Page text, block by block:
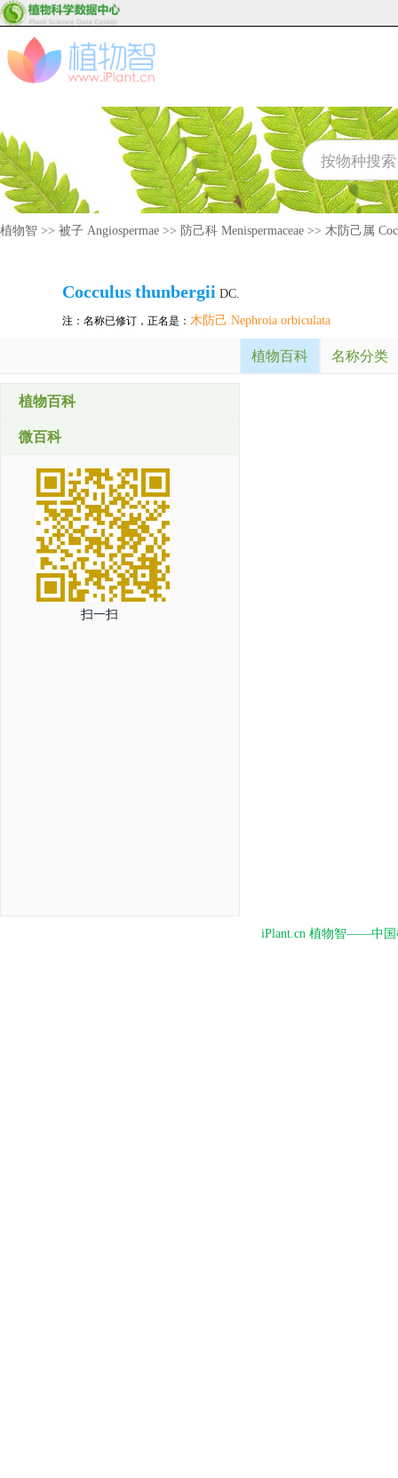
植物智 >> 被子 Angiospermae >> 防己科 Menispermaceae >> 木防己属
Cocculusthunbergii DC.
注：名称已修订，正名是： 木防己 Nephroia orbiculata
植物百科 名称分类
植物百科
微百科
扫一扫
iPlant.cn 植物智——中国